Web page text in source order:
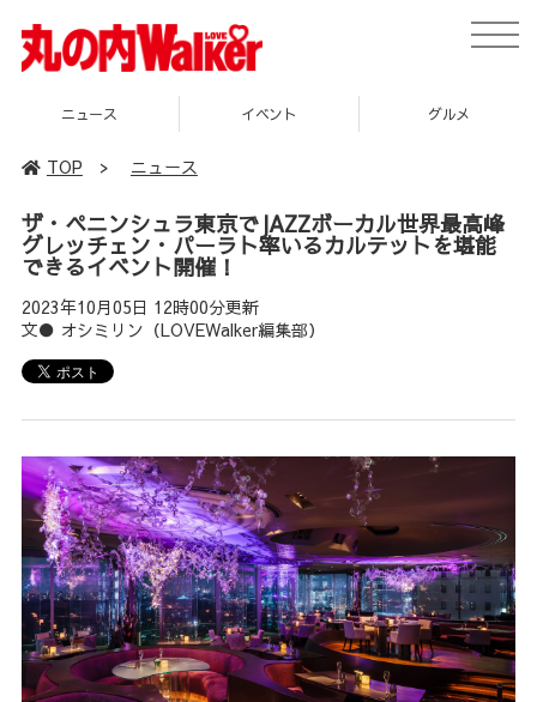
toggle
ニュース イベント グルメ
TOP > ニュース
ザ・ペニンシュラ東京でJAZZボーカル世界最高峰
グレッチェン・パーラト率いるカルテットを堪能
できるイベント開催！
2023年10月05日 12時00分更新
文● オシミリン（LOVEWalker編集部）